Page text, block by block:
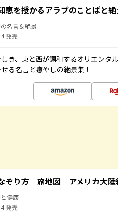
恵を授かるアラブのことばと
名言＆絶景
発売
き、東と西が調和するオリエンタ
る名言と癒やしの絶景集！
ぞり方 旅地図 アメリカ大陸
健康
発売